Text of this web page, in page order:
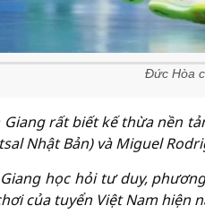
Đức Hòa
rất biết kế thừa nền
Nhật Bản) và Miguel
học hỏi tư duy,
của tuyển Việt Nam